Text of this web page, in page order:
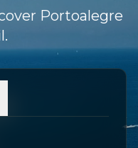
Portoalegre